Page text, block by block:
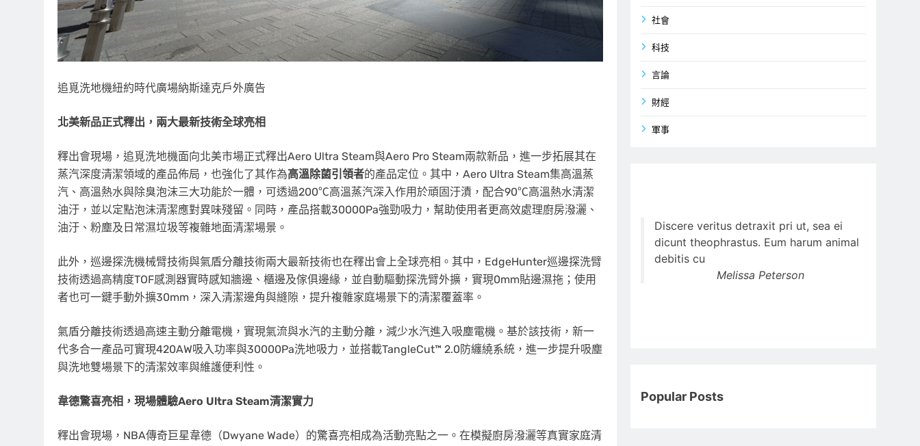
追覓洗地機紐約時代廣場納斯達克戶外廣告
北美新品正式釋出，兩大最新技術全球亮相
釋出會現場，追覓洗地機面向北美市場正式釋出Aero Ultra Steam與Aero Pro Steam兩款新品，進一步拓展其在
蒸汽深度清潔領域的產品佈局，也強化了其作為高溫除菌引領者的產品定位。其中，Aero Ultra Steam集高溫蒸
汽、高溫熱水與除臭泡沫三大功能於一體，可透過200℃高溫蒸汽深入作用於頑固汙漬，配合90℃高溫熱水清潔
油汙，並以定點泡沫清潔應對異味殘留。同時，產品搭載30000Pa強勁吸力，幫助使用者更高效處理廚房潑灑、
油汙、粉塵及日常濕垃圾等複雜地面清潔場景。
此外，巡邊探洗機械臂技術與氣盾分離技術兩大最新技術也在釋出會上全球亮相。其中，EdgeHunter巡邊探洗臂
技術透過高精度TOF感測器實時感知牆邊、櫃邊及傢俱邊緣，並自動驅動探洗臂外擴，實現0mm貼邊濕拖；使用
者也可一鍵手動外擴30mm，深入清潔邊角與縫隙，提升複雜家庭場景下的清潔覆蓋率。
氣盾分離技術透過高速主動分離電機，實現氣流與水汽的主動分離，減少水汽進入吸塵電機。基於該技術，新一
代多合一產品可實現420AW吸入功率與30000Pa洗地吸力，並搭載TangleCut™ 2.0防纏繞系統，進一步提升吸塵
與洗地雙場景下的清潔效率與維護便利性。
韋德驚喜亮相，現場體驗Aero Ultra Steam清潔實力
釋出會現場，NBA傳奇巨星韋德（Dwyane Wade）的驚喜亮相成為活動亮點之一。在模擬廚房潑灑等真實家庭清
社會
科技
言論
財經
軍事
Discere veritus detraxit pri ut, sea ei
dicunt theophrastus. Eum harum animal
debitis cu
Melissa Peterson
Popular Posts